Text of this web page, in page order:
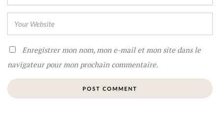
Enregistrer mon nom, mon e-mail et mon site dans le
navigateur pour mon prochain commentaire.